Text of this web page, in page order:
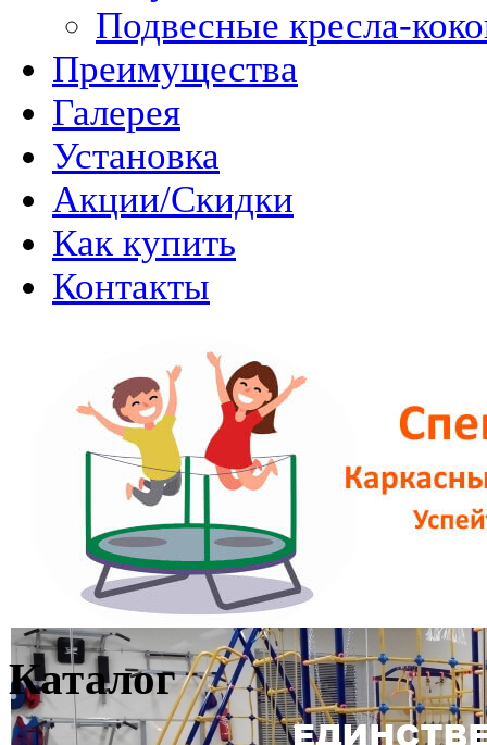
Подвесные кресла-
Преимущества
Галерея
Установка
Акции/Скидки
Как купить
Контакты
Каталог